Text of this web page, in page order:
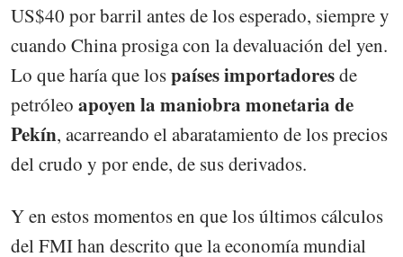
US$40 por barril antes de los esperado, siempre y
cuando China prosiga con la devaluación del yen.
Lo que haría que lospaíses importadoresde
petróleo apoyen la maniobra monetaria de
Pekín, acarreando el abaratamiento de los precios
del crudo y por ende, de sus derivados.
Y en estos momentos en que los últimos cálculos
del FMI han descrito que la economía mundial